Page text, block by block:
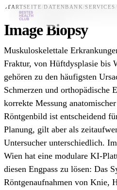
Datenbank
News
Für Unternehmen
Jetzt downloaden
STARTSEITE /DATENBANK /SERVICES /
Image Biopsy
Muskuloskelettale
Fraktur, von Hüftdysplasie bis
gehören zu den häufigsten
Schmerzen und
korrekte Messung
Röntgenbild ist entscheidend
Planung, gilt aber als
Untersucher unterschiedlich.
Wien hat eine modulare KI-
diesen Engpass zu lösen: Das
Röntgenaufnahmen von Knie,